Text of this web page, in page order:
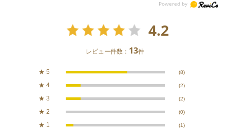
4.2
レビュー件数： 13件
★ 5 (8)
★ 4 (2)
★ 3 (2)
★ 2 (0)
★ 1 (1)